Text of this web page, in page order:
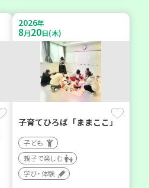
2026年
8月20日(木)
子育てひろば「ままここ」
子ども
親子で楽しむ
学び・体験